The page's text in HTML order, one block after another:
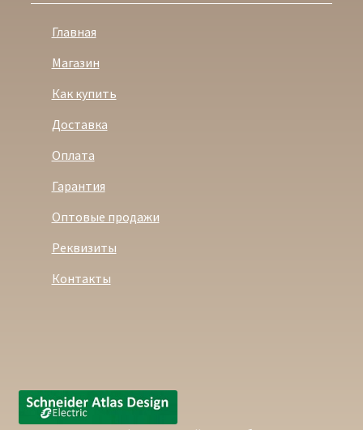
Главная
Магазин
Как купить
Доставка
Оплата
Гарантия
Оптовые продажи
Реквизиты
Контакты